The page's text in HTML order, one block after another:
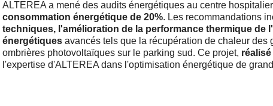
ALTEREA a mené des audits énergétiques au centre
consommation énergétique de 20%. Les recommandations
techniques, l'amélioration de la performance thermique
énergétiques avancés tels que la récupération de chaleur
ombrières photovoltaïques sur le parking sud. Ce projet,
l'expertise d'ALTEREA dans l'optimisation énergétique de